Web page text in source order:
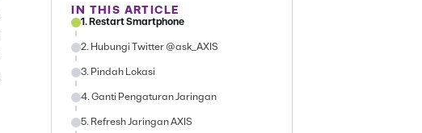
IN THIS ARTICLE
1. Restart Smartphone
2. Hubungi Twitter @ask_AXIS
3. Pindah Lokasi
4. Ganti Pengaturan Jaringan
5. Refresh Jaringan AXIS